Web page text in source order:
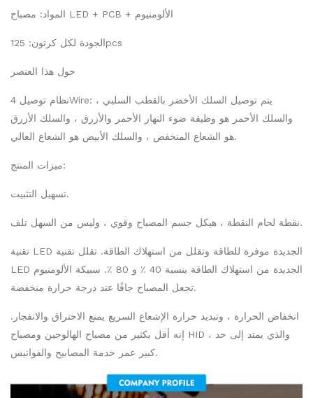
المواد: مصباح LED + PCB + الألومنيوم
الجودة لكل كرتون: 125pcs
حول هذا العنصر
نظام توصيل 4Wire: يتم توصيل السلك الأخضر بالقطب السلبي ،
والسلك الأحمر هو وظيفة ضوء النهار الأحمر والأزرق ، والسلك الأزرق
هو الشعاع المنخفض ، والسلك الأبيض هو الشعاع العالي.
ميزات المنتج:
تسهيل التثبيت.
نقطة لحام النقطة ، هيكل جسم المصباح وقوي ، وليس من السهل تلف.
تقنية LED الجديدة موفرة للطاقة وتقلل من استهلاك الطاقة. تقلل تقنية
LED الجديدة من استهلاك الطاقة بنسبة 40 ٪ و 80 ٪. سبيكة الألومنيوم
تجعل المصباح جافًا عند درجة حرارة منخفضة.
انخفاض الحرارة ، وتبديد حرارة الإشعاع السريع يمنع الاحتراق والانفجار.
إنه أقل بكثير من مصباح الهالوجين ومصباح HID ، والذي يمتد إلى حد
كبير عمر خدمة المصابيح والفوانيس.